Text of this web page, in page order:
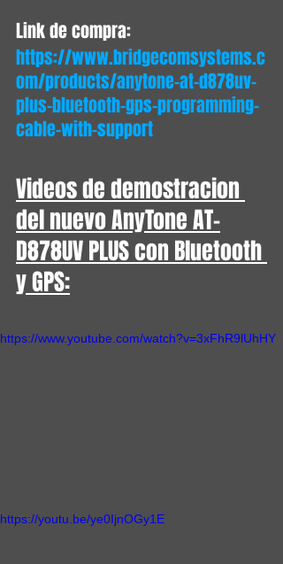
Link de compra:
https://www.bridgecomsystems.c
om/products/anytone-at-d878uv-
plus-bluetooth-gps-programming-
cable-with-support
Videos de demostracion
del nuevo AnyTone AT-
D878UV PLUS con Bluetooth
y GPS:
https://www.youtube.com/watch?v=3xFhR9lUhHY
https://youtu.be/ye0IjnOGy1E